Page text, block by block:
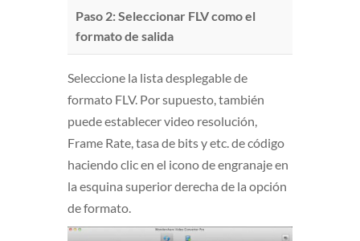
Paso 2: Seleccionar FLV como el
formato de salida
Seleccione la lista desplegable de
formato FLV. Por supuesto, también
puede establecer video resolución,
Frame Rate, tasa de bits y etc. de código
haciendo clic en el icono de engranaje en
la esquina superior derecha de la opción
de formato.